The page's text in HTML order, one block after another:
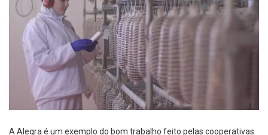
A Alegra é um exemplo do bom trabalho feito pelas cooperativas